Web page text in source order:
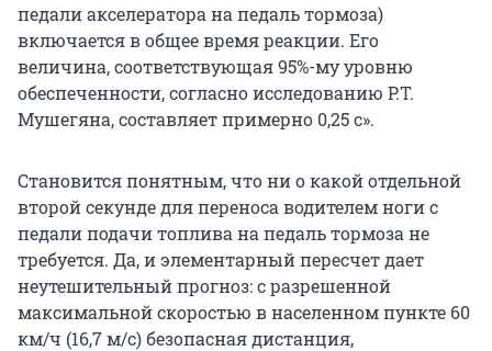
педали акселератора на педаль тормоза)
включается в общее время реакции. Его
величина, соответствующая 95%-му уровню
обеспеченности, согласно исследованию Р.Т.
Мушегяна, составляет примерно 0,25 с».
Становится понятным, что ни о какой отдельной
второй секунде для переноса водителем ноги с
педали подачи топлива на педаль тормоза не
требуется. Да, и элементарный пересчет дает
неутешительный прогноз: с разрешенной
максимальной скоростью в населенном пункте 60
км/ч (16,7 м/с) безопасная дистанция,